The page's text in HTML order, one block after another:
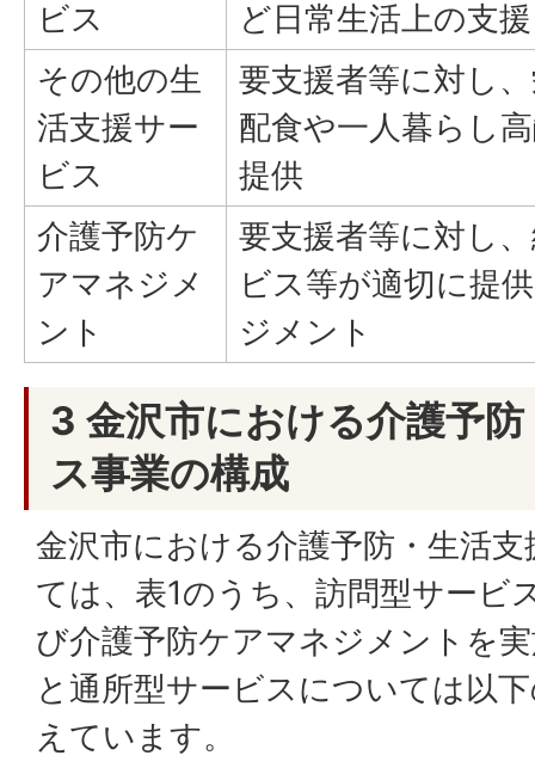
ビス
ど日常生活上の支
その他の生
活支援サー
ビス
要支援者等に対し
配食や一人暮らし
提供
介護予防ケ
アマネジメ
ント
要支援者等に対し
ビス等が適切に提
ジメント
3 金沢市における介護予
ス事業の構成
金沢市における介護予防・生活
ては、表1のうち、訪問型サービ
び介護予防ケアマネジメントを
と通所型サービスについては以
えています。